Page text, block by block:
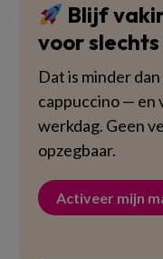
Blijf
voor
Dat is minder
cappuccino — en
werkdag. Geen
opzegbaar.
Activeer mijn